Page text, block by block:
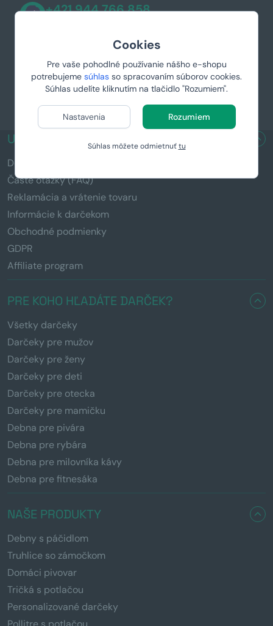
Cookies
Pre vaše pohodlné používanie nášho e-shopu
potrebujeme súhlas so spracovaním súborov cookies.
Súhlas udelíte kliknutím na tlačidlo "Rozumiem".
Nastavenia Rozumiem
Súhlas môžete odmietnuťtu
+421 944 766 858
UŽITOČNÉ ODKAZY
Doručenie a platba
Časté otázky (FAQ)
Reklamácia a vrátenie tovaru
Informácie k darčekom
Obchodné podmienky
GDPR
Affiliate program
PRE KOHO HĽADÁTE DARČEK?
Všetky darčeky
Darčeky pre mužov
Darčeky pre ženy
Darčeky pre deti
Darčeky pre otecka
Darčeky pre mamičku
Debna pre pivára
Debna pre rybára
Debna pre milovníka kávy
Debna pre fitnesáka
NAŠE PRODUKTY
Debny s páčidlom
Truhlice so zámočkom
Domáci pivovar
Tričká s potlačou
Personalizované darčeky